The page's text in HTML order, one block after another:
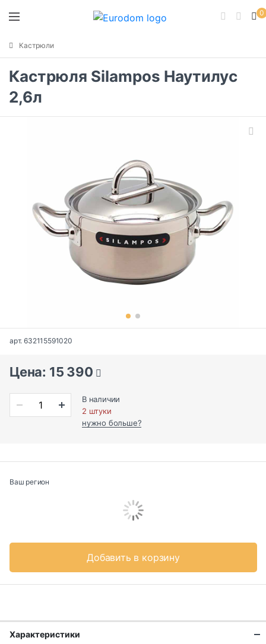
0
Кастрюли
Кастрюля Silampos Наутилус
2,6л
арт. 632115591020
Цена: 15 390
В наличии
2 штуки
нужно больше?
Ваш регион
Добавить в корзину
Характеристики